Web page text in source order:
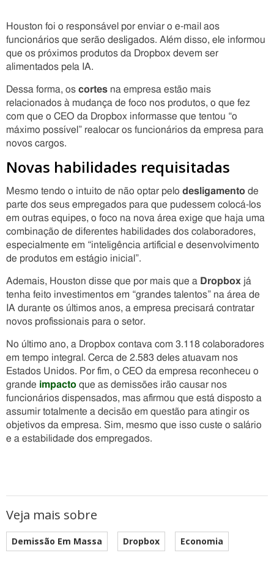
Houston foi o responsável por enviar o e-mail aos
funcionários que serão desligados. Além disso, ele informou
que os próximos produtos da Dropbox devem ser
alimentados pela IA.
Dessa forma, os cortes na empresa estão mais
relacionados à mudança de foco nos produtos, o que fez
com que o CEO da Dropbox informasse que tentou “o
máximo possível” realocar os funcionários da empresa para
novos cargos.
Novas habilidades requisitadas
Mesmo tendo o intuito de não optar pelo desligamento de
parte dos seus empregados para que pudessem colocá-los
em outras equipes, o foco na nova área exige que haja uma
combinação de diferentes habilidades dos colaboradores,
especialmente em “inteligência artificial e desenvolvimento
de produtos em estágio inicial”.
Ademais, Houston disse que por mais que a Dropbox já
tenha feito investimentos em “grandes talentos” na área de
IA durante os últimos anos, a empresa precisará contratar
novos profissionais para o setor.
No último ano, a Dropbox contava com 3.118 colaboradores
em tempo integral. Cerca de 2.583 deles atuavam nos
Estados Unidos. Por fim, o CEO da empresa reconheceu o
grande impacto que as demissões irão causar nos
funcionários dispensados, mas afirmou que está disposto a
assumir totalmente a decisão em questão para atingir os
objetivos da empresa. Sim, mesmo que isso custe o salário
e a estabilidade dos empregados.
Veja mais sobre
Demissão Em Massa Dropbox Economia